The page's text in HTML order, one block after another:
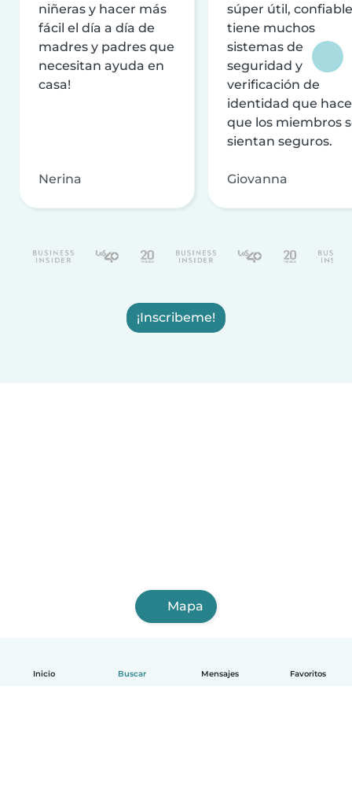
Inicio Buscar Mensajes Favoritos
niñeras y hacer más
fácil el día a día de
madres y padres que
necesitan ayuda en
casa!
Nerina
súper útil,
tiene muchos
sistemas de
seguridad y
verificación de
identidad que
que los miembros
sientan seguros.
Giovanna
¡Inscribeme!
Mapa